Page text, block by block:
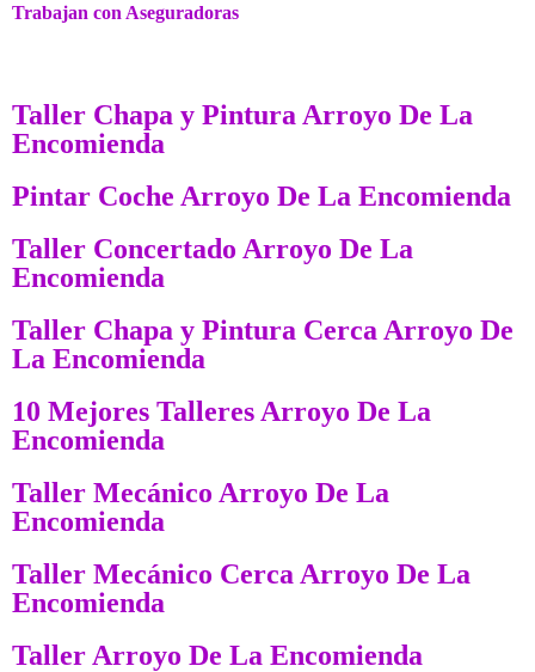
Trabajan con Aseguradoras
Taller Chapa y Pintura Arroyo De La
Encomienda
Pintar Coche Arroyo De La Encomienda
Taller Concertado Arroyo De La
Encomienda
Taller Chapa y Pintura Cerca Arroyo De
La Encomienda
10 Mejores Talleres Arroyo De La
Encomienda
Taller Mecánico Arroyo De La
Encomienda
Taller Mecánico Cerca Arroyo De La
Encomienda
Taller Arroyo De La Encomienda